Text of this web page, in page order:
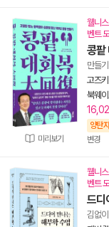
미리보기
웰니
벤트
콩팥
만들기
고즈
북웨
양탄
변경
웰니
벤트
드디
김없